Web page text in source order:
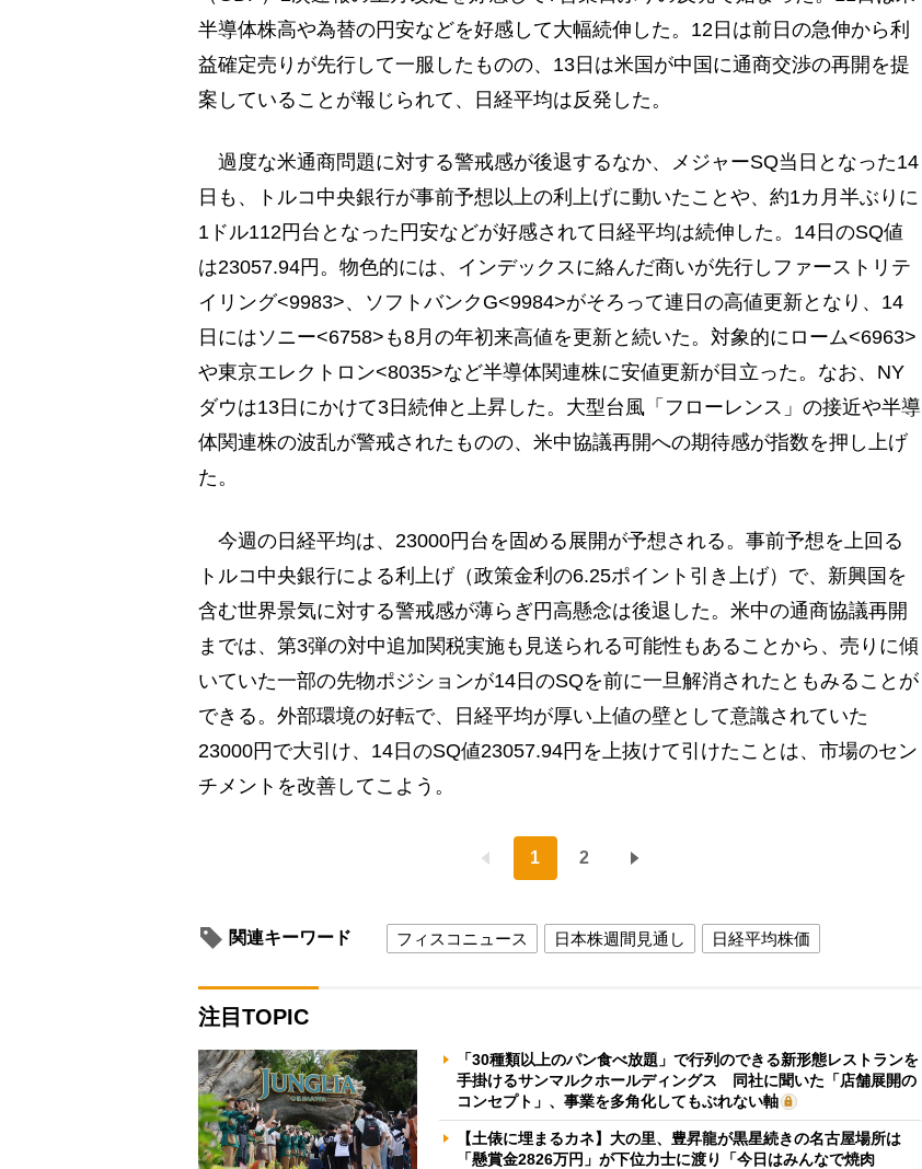
半導体株高や為替の円安などを好感して大幅続伸した。12日は前日の急伸から利
益確定売りが先行して一服したものの、13日は米国が中国に通商交渉の再開を提
案していることが報じられて、日経平均は反発した。
過度な米通商問題に対する警戒感が後退するなか、メジャーSQ当日となった14
日も、トルコ中央銀行が事前予想以上の利上げに動いたことや、約1カ月半ぶりに
1ドル112円台となった円安などが好感されて日経平均は続伸した。14日のSQ値
は23057.94円。物色的には、インデックスに絡んだ商いが先行しファーストリテ
イリング<9983>、ソフトバンクG<9984>がそろって連日の高値更新となり、14
日にはソニー<6758>も8月の年初来高値を更新と続いた。対象的にローム<6963>
や東京エレクトロン<8035>など半導体関連株に安値更新が目立った。なお、NY
ダウは13日にかけて3日続伸と上昇した。大型台風「フローレンス」の接近や半導
体関連株の波乱が警戒されたものの、米中協議再開への期待感が指数を押し上げ
た。
今週の日経平均は、23000円台を固める展開が予想される。事前予想を上回る
トルコ中央銀行による利上げ（政策金利の6.25ポイント引き上げ）で、新興国を
含む世界景気に対する警戒感が薄らぎ円高懸念は後退した。米中の通商協議再開
までは、第3弾の対中追加関税実施も見送られる可能性もあることから、売りに傾
いていた一部の先物ポジションが14日のSQを前に一旦解消されたともみることが
できる。外部環境の好転で、日経平均が厚い上値の壁として意識されていた
23000円で大引け、14日のSQ値23057.94円を上抜けて引けたことは、市場のセン
チメントを改善してこよう。
1 2
関連キーワード フィスコニュース 日本株週間見通し 日経平均株価
注目TOPIC
「30種類以上のパン食べ放題」で行列のできる新形態レストランを
手掛けるサンマルクホールディングス 同社に聞いた「店舗展開の
コンセプト」、事業を多角化してもぶれない軸
【土俵に埋まるカネ】大の里、豊昇龍が黒星続きの名古屋場所は
「懸賞金2826万円」が下位力士に渡り「今日はみんなで焼肉